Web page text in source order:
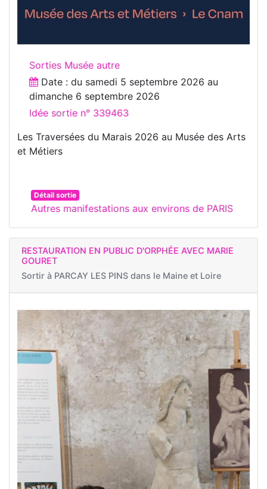
Sorties Musée autre
Date : du samedi 5 septembre 2026 au
dimanche 6 septembre 2026
Idée sortie n° 339463
Les Traversées du Marais 2026 au Musée des Arts
et Métiers
Détail sortie
Autres manifestations aux environs de PARIS
RESTAURATION EN PUBLIC D'ORPHÉE AVEC MARIE
GOURET
Sortir à PARCAY LES PINS dans le Maine et Loire